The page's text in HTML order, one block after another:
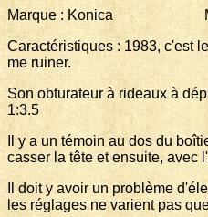
Marque : Konica
Caractéristiques : 1983, c'est
me ruiner.
Son obturateur à rideaux à
1:3.5
Il y a un témoin au dos du
casser la tête et ensuite, avec
Il doit y avoir un problème
les réglages ne varient pas